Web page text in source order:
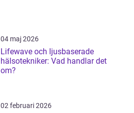
04 maj 2026
Lifewave och ljusbaserade
hälsotekniker: Vad handlar det
om?
02 februari 2026